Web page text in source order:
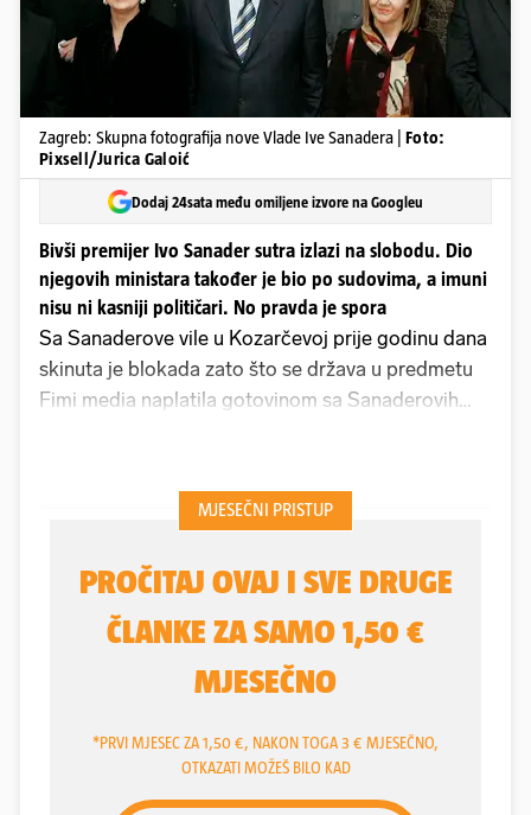
Zagreb: Skupna fotografija nove Vlade Ive Sanadera | Foto:
Pixsell/Jurica Galoić
Dodaj 24sata među omiljene izvore na Googleu
Bivši premijer Ivo Sanader sutra izlazi na slobodu. Dio
njegovih ministara također je bio po sudovima, a imuni
nisu ni kasniji političari. No pravda je spora
Sa Sanaderove vile u Kozarčevoj prije godinu dana
skinuta je blokada zato što se država u predmetu
Fimi media naplatila gotovinom sa Sanaderovih
kao osiguranje za naplatu štete. Ivi Sanaderu
osim blokiranih nekretnina, bile oduzete i
na više od 300 tisuća eura, te još 11 djela. Za aferu
Fimi media Sanader je morao vratiti 14,9 milijuna
kuna nerazmjera između njegove utvrđene imovine
i zakonskih primanja. Za aferu Planinska -
kuna, koje je kao proviziju uzeo od mesara Fiolića,
dok su 15 milijuna kuna razlike morali vratiti
zajedno Sanader, Fiolić i Fiolićeve dvije tvrtke. U